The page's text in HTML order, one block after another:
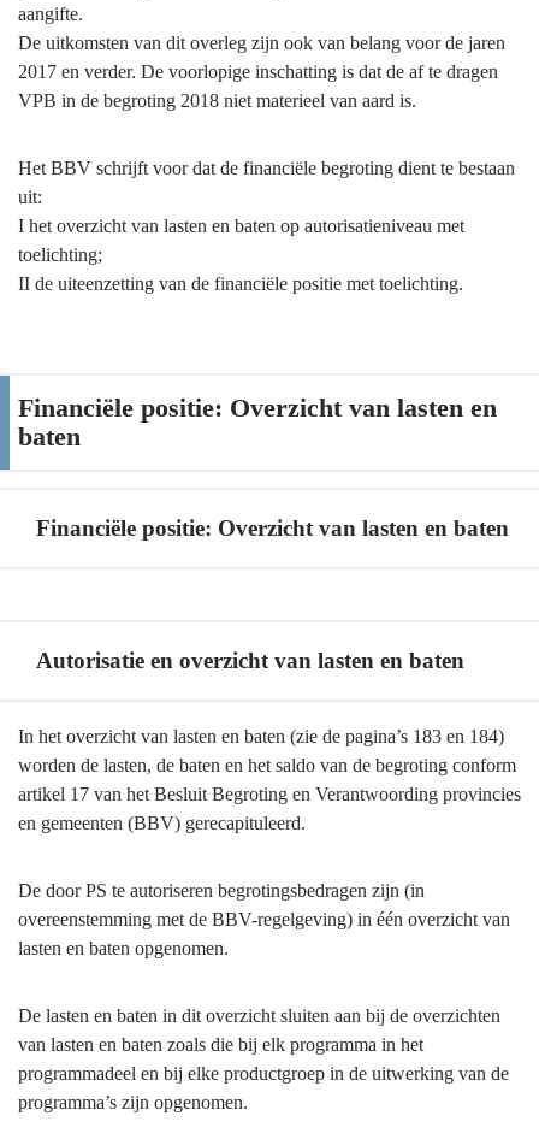
Algemene
grondslagen
voor
jaarstukken
Vennootschapsbelasting
aangifte.
De uitkomsten van dit overleg zijn ook van belang voor de jaren
2017 en verder. De voorlopige inschatting is dat de af te dragen
VPB in de begroting 2018 niet materieel van aard is.
Het BBV schrijft voor dat de financiële begroting dient te bestaan
uit:
I het overzicht van lasten en baten op autorisatieniveau met
toelichting;
II de uiteenzetting van de financiële positie met toelichting.
Financiële positie: Overzicht van lasten en
baten
Financiële positie: Overzicht van lasten en baten
navigatie
positie:
Overzicht
van
lasten
baten
Financiële
Overzicht
van
lasten
Autorisatie en overzicht van lasten en baten
Terug
naar
navigatie
positie:
van
baten
Autorisatie
In het overzicht van lasten en baten (zie de pagina’s 183 en 184)
worden de lasten, de baten en het saldo van de begroting conform
artikel 17 van het Besluit Begroting en Verantwoording provincies
en gemeenten (BBV) gerecapituleerd.
De door PS te autoriseren begrotingsbedragen zijn (in
overeenstemming met de BBV-regelgeving) in één overzicht van
lasten en baten opgenomen.
De lasten en baten in dit overzicht sluiten aan bij de overzichten
van lasten en baten zoals die bij elk programma in het
programmadeel en bij elke productgroep in de uitwerking van de
programma’s zijn opgenomen.